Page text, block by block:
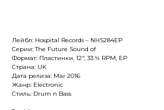
Лейбл: Hospital Records – NHS284EP
Серии: The Future Sound of
Формат: Пластинки, 12", 33 ⅓ RPM, EP
Страна: UK
Дата релиза: Mar 2016
Жанр: Electronic
Стиль: Drum n Bass